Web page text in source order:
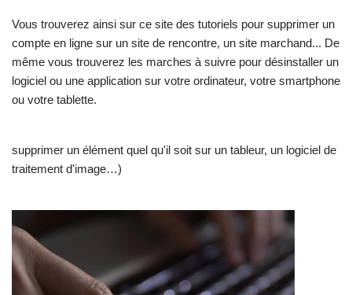
Vous trouverez ainsi sur ce site des tutoriels pour supprimer un
compte en ligne sur un site de rencontre, un site marchand... De
même vous trouverez les marches à suivre pour désinstaller un
logiciel ou une application sur votre ordinateur, votre smartphone
ou votre tablette.
supprimer un élément quel qu'il soit sur un tableur, un logiciel de
traitement d'image…)